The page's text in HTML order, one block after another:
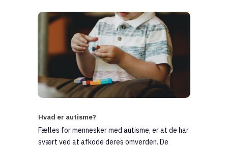
Hvad er autisme?
Fælles for mennesker med autisme, er at de har
svært ved at afkode deres omverden. De